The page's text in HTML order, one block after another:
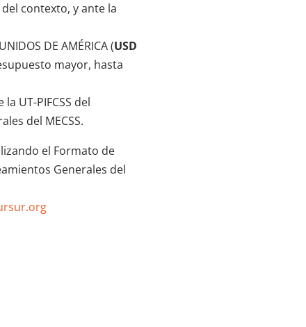
contexto, y ante la
DE AMÉRICA (USD
mayor, hasta
UT-PIFCSS del
del MECSS.
el Formato de
Generales del